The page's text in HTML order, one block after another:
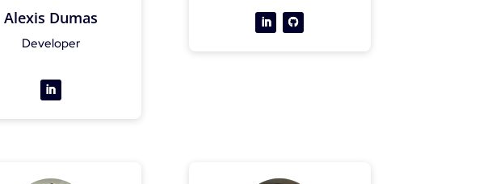
Alexis Dumas
Developer